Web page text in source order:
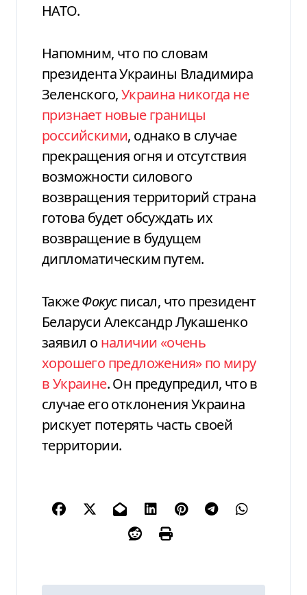
НАТО.
Напомним, что по словам
президента Украины Владимира
Зеленского,Украина никогда не
признает новые границы
российскими, однако в случае
прекращения огня и отсутствия
возможности силового
возвращения территорий страна
готова будет обсуждать их
возвращение в будущем
дипломатическим путем.
ТакжеФокусписал, что президент
Беларуси Александр Лукашенко
заявил о наличии «очень
хорошего предложения» по миру
в Украине. Он предупредил, что в
случае его отклонения Украина
рискует потерять часть своей
территории.